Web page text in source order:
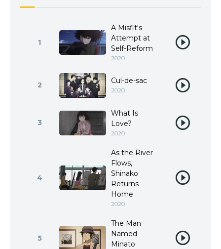
1
A Misfit's
Attempt at
Self-Reform
2020
2 Cul-de-sac
2020
3
What Is
Love?
2020
4
As the River
Flows,
Shinako
Returns
Home
2020
5
The Man
Named
Minato